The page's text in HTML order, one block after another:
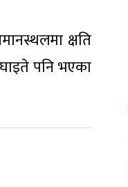
क्षति
पनि भएका